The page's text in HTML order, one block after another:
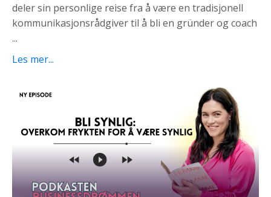
deler sin personlige reise fra å være en tradisjonell
kommunikasjonsrådgiver til å bli en gründer og coach
...
Les mer...